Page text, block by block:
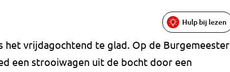
Hulp bij lezen
het vrijdagochtend te glad. Op de Burgemeester
een strooiwagen uit de bocht door een